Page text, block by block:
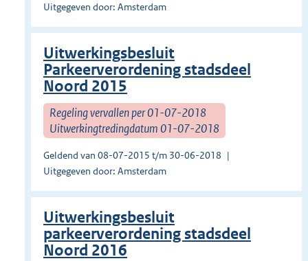
Uitgegeven door: Amsterdam
Uitwerkingsbesluit
Parkeerverordening stadsdeel
Noord 2015
Regeling vervallen per 01-07-2018
Uitwerkingtredingdatum 01-07-2018
Geldend van 08-07-2015 t/m 30-06-2018
Uitgegeven door: Amsterdam
Uitwerkingsbesluit
parkeerverordening stadsdeel
Noord 2016